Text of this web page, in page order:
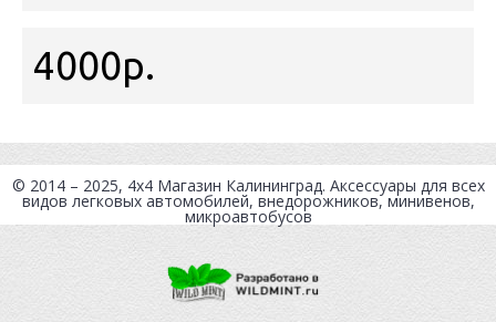
4000р.
© 2014 – 2025, 4x4 Магазин Калининград. Аксессуары для всех
видов легковых автомобилей, внедорожников, минивенов,
микроавтобусов